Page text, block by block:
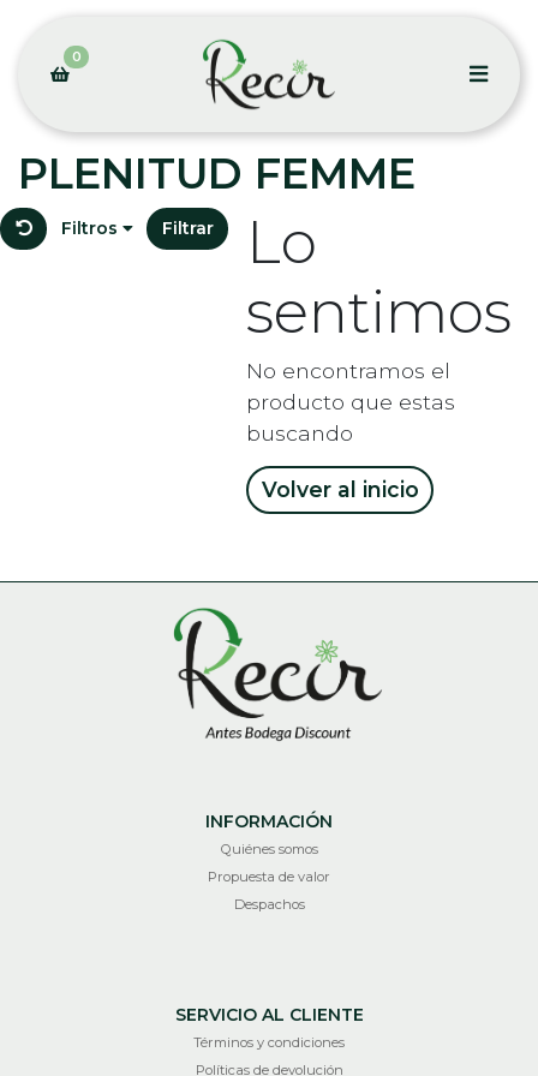
0
PLENITUD FEMME
Filtros Filtrar
Lo
sentimos
No encontramos el
producto que estas
buscando
Volver al inicio
INFORMACIÓN
Quiénes somos
Propuesta de valor
Despachos
SERVICIO AL CLIENTE
Términos y condiciones
Políticas de devolución